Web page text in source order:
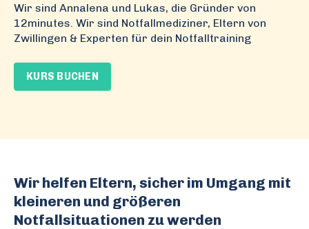
Wir sind Annalena und Lukas, die Gründer von
12minutes. Wir sind Notfallmediziner, Eltern von
Zwillingen & Experten für dein Notfalltraining
KURS BUCHEN
Wir helfen Eltern, sicher im Umgang mit
kleineren und größeren
Notfallsituationen zu werden